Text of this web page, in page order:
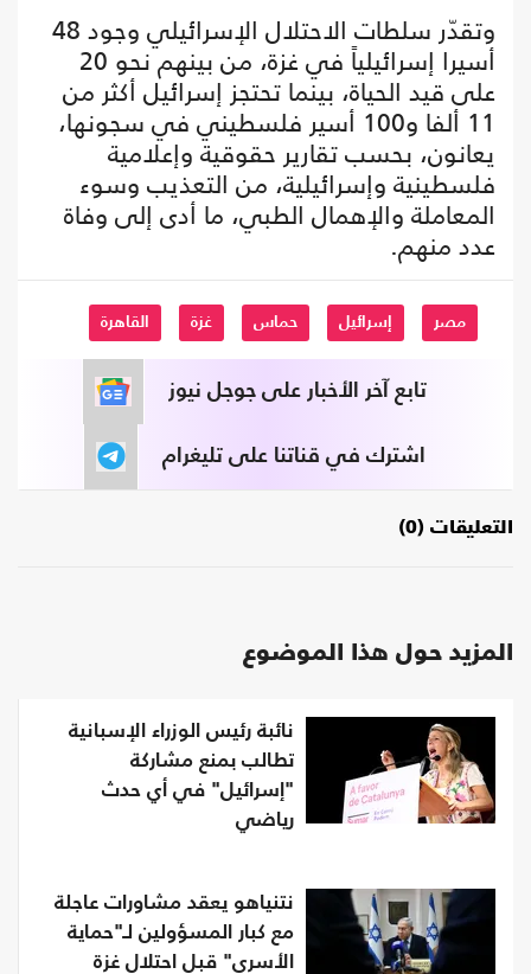
وتقدّر سلطات الاحتلال الإسرائيلي وجود 48
أسيرا إسرائيلياً في غزة، من بينهم نحو 20
على قيد الحياة، بينما تحتجز إسرائيل أكثر من
11 ألفا و100 أسير فلسطيني في سجونها،
يعانون، بحسب تقارير حقوقية وإعلامية
فلسطينية وإسرائيلية، من التعذيب وسوء
المعاملة والإهمال الطبي، ما أدى إلى وفاة
عدد منهم.
مصر إسرائيل حماس غزة القاهرة
تابع آخر الأخبار على جوجل نيوز
اشترك في قناتنا على تليغرام
التعليقات (0)
المزيد حول هذا الموضوع
نائبة رئيس الوزراء الإسبانية
تطالب بمنع مشاركة
"إسرائيل" في أي حدث
رياضي
نتنياهو يعقد مشاورات عاجلة
مع كبار المسؤولين لـ"حماية
الأسرى" قبل احتلال غزة